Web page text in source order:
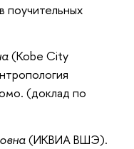
поучительных
(Kobe Сity
(доклад по
(ИКВИА ВШЭ).